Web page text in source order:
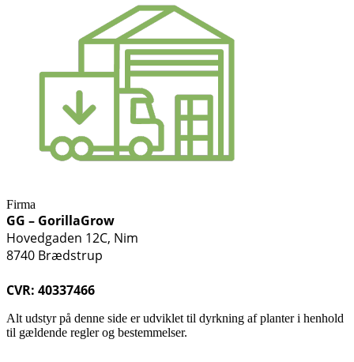
Firma
GG – GorillaGrow
Hovedgaden 12C, Nim
8740 Brædstrup
CVR: 40337466
Alt udstyr på denne side er udviklet til dyrkning af planter i henhold
til gældende regler og bestemmelser.